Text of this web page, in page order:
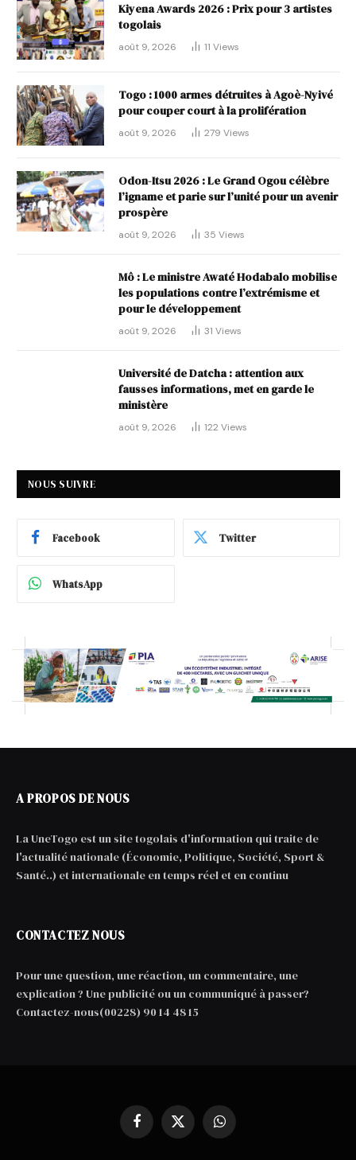
Kiyena Awards 2026 : Prix pour 3 artistes
togolais
août 9, 2026 11 Views
Togo : 1000 armes détruites à Agoè-Nyivé
pour couper court à la prolifération
août 9, 2026 279 Views
Odon-Itsu 2026 : Le Grand Ogou célèbre
l’igname et parie sur l’unité pour un avenir
prospère
août 9, 2026 35 Views
Mô : Le ministre Awaté Hodabalo mobilise
les populations contre l’extrémisme et
pour le développement
août 9, 2026 31 Views
Université de Datcha : attention aux
fausses informations, met en garde le
ministère
août 9, 2026 122 Views
NOUS SUIVRE
Facebook Twitter
WhatsApp
A PROPOS DE NOUS
La UneTogo est un site togolais d'information qui traite de
l'actualité nationale (Économie, Politique, Société, Sport &
Santé..) et internationale en temps réel et en continu
CONTACTEZ NOUS
Pour une question, une réaction, un commentaire, une
explication ? Une publicité ou un communiqué à passer?
Contactez-nous(00228) 90 14 48 15
Facebook
X
(Twitter)
WhatsApp